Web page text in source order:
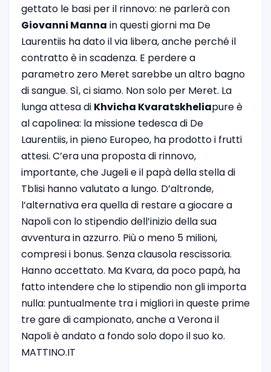
gettato le basi per il rinnovo: ne parlerà con
Giovanni Manna in questi giorni ma De
Laurentiis ha dato il via libera, anche perché il
contratto è in scadenza. E perdere a
parametro zero Meret sarebbe un altro bagno
di sangue. Sì, ci siamo. Non solo per Meret. La
lunga attesa di Khvicha Kvaratskheliapure è
al capolinea: la missione tedesca di De
Laurentiis, in pieno Europeo, ha prodotto i frutti
attesi. C’era una proposta di rinnovo,
importante, che Jugeli e il papà della stella di
Tblisi hanno valutato a lungo. D’altronde,
l’alternativa era quella di restare a giocare a
Napoli con lo stipendio dell’inizio della sua
avventura in azzurro. Più o meno 5 milioni,
compresi i bonus. Senza clausola rescissoria.
Hanno accettato. Ma Kvara, da poco papà, ha
fatto intendere che lo stipendio non gli importa
nulla: puntualmente tra i migliori in queste prime
tre gare di campionato, anche a Verona il
Napoli è andato a fondo solo dopo il suo ko.
MATTINO.IT